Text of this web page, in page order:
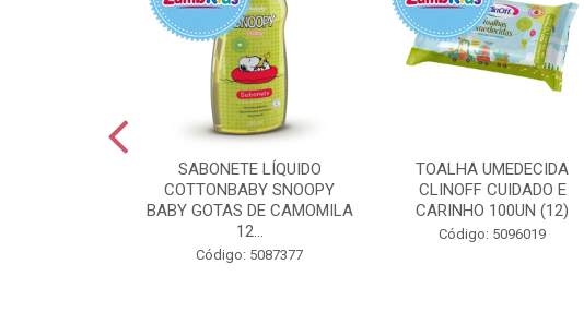
SABONETE LÍQUIDO
COTTONBABY SNOOPY
BABY GOTAS DE CAMOMILA
12...
Código: 5087377
TOALHA UMEDECIDA
CLINOFF CUIDADO E
CARINHO 100UN (12)
Código: 5096019